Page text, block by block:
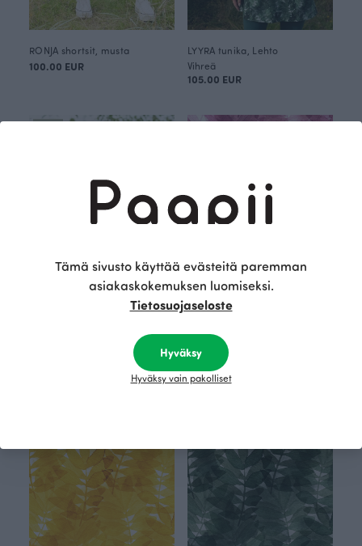
RONJA shortsit, musta
100.00 EUR
LYYRA tunika, Lehto
Vihreä
105.00 EUR
UUTUUS
Punainen
25.90 EUR/m
Tämä sivusto käyttää evästeitä paremman
asiakaskokemuksen luomiseksi.
Tietosuojaseloste
Hyväksy
Hyväksy vain pakolliset